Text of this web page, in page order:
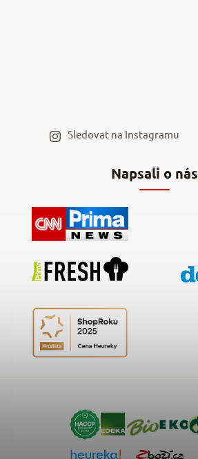
Napsali o nás
Sledovat na Instagramu
Hodnocení obchodu